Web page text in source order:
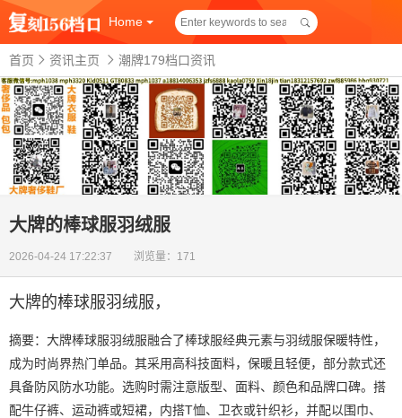
Home
首页 资讯主页 潮牌179档口资讯
大牌的棒球服羽绒服
2026-04-24 17:22:37 浏览量：171
大牌的棒球服羽绒服 ，
摘要：大牌棒球服羽绒服融合了棒球服经典元素与羽绒服保暖特性，
成为时尚界热门单品。其采用高科技面料，保暖且轻便，部分款式还
具备防风防水功能。选购时需注意版型、面料、颜色和品牌口碑。搭
配牛仔裤、运动裤或短裙，内搭T恤、卫衣或针织衫，并配以围巾、